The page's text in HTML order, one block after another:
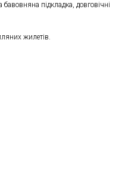
підкладка, довговічні
жилетів.